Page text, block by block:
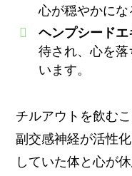
心が穏やかにな
ヘンプシードエ
待され、心を
います。
チルアウトを飲む
副交感神経が活性
していた体と心が